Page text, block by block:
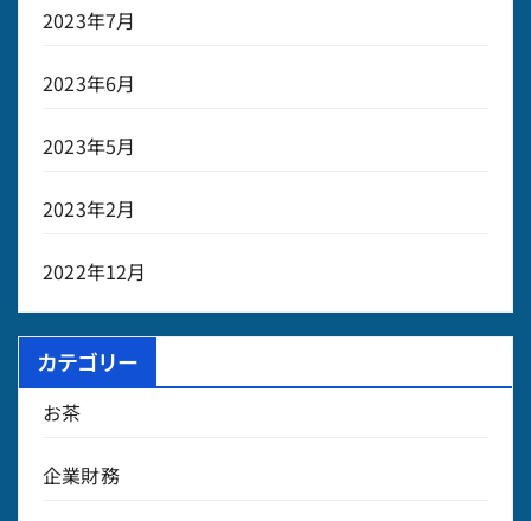
2023年7月
2023年6月
2023年5月
2023年2月
2022年12月
カテゴリー
お茶
企業財務